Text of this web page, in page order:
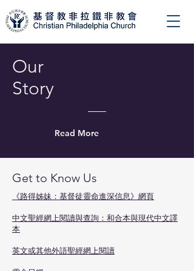
Our
Story
Read More
Get to Know Us
《路得姊妹：基督徒靈命進深信息》網頁
中文聖經網上閱讀與查詢：和合本與現代中文譯
本
英文或其他外語聖經網上閱讀